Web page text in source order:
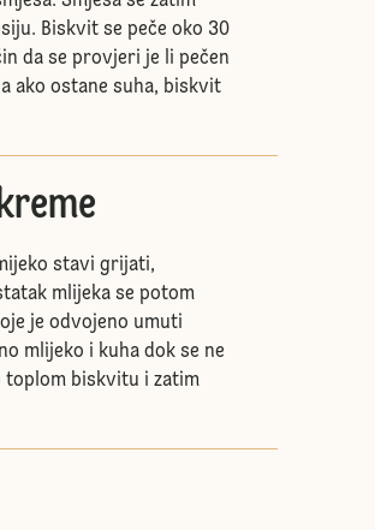
Biskvit se peče oko 30
da se provjeri je li pečen
ako ostane suha, biskvit
stavi grijati,
mlijeka se potom
je odvojeno umuti
mlijeko i kuha dok se ne
toplom biskvitu i zatim